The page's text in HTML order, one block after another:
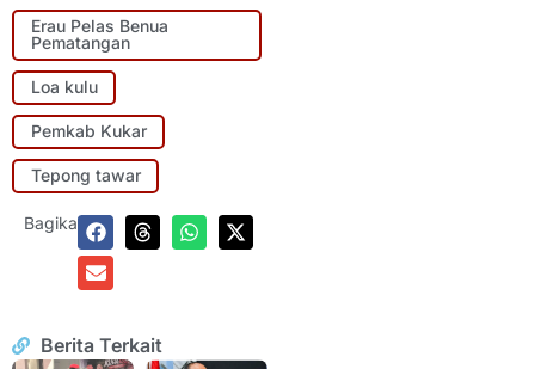
Erau Pelas Benua
Pematangan
Loa kulu
Pemkab Kukar
Tepong tawar
Bagikan:
Berita Terkait